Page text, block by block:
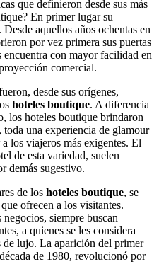
que definieron desde sus más
En primer lugar su
aquellos años ochentas en
por vez primera sus puertas
con mayor facilidad en
comercial.
desde sus orígenes,
hoteles boutique. A diferencia
los hoteles boutique brindaron
una experiencia de glamour
los viajeros más exigentes. El
de esta variedad, suelen
demás sugestivo.
de los hoteles boutique, se
ofrecen a los visitantes.
siempre buscan
a quienes se les considera
de lujo. La aparición del primer
de 1980, revolucionó por